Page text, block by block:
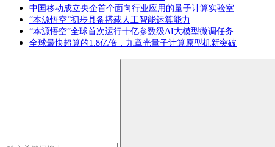
中国移动成立央企首个面向行业应用的量子计算实验室
“本源悟空”初步具备搭载人工智能运算能力
“本源悟空”全球首次运行十亿参数级AI大模型微调任务
全球最快超算的1.8亿倍，九章光量子计算原型机新突破